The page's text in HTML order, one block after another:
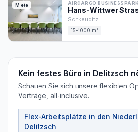
Miete AIRCARGO BUSINESSPARK
Hans-Wittwer
Schkeuditz
15-1000 m²
Kein festes Büro in Delitzsch
Schauen Sie sich unsere flexiblen
Verträge, all-inclusive.
Flex-Arbeitsplätze in den
Delitzsch